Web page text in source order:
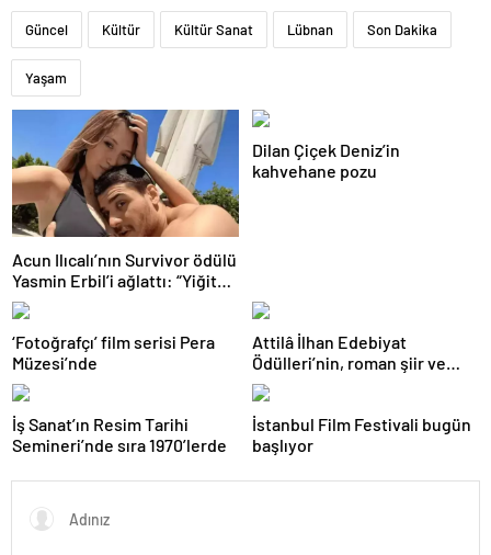
Güncel Kültür Kültür Sanat Lübnan Son Dakika
Yaşam
Acun Ilıcalı’nın Survivor ödülü
Yasmin Erbil’i ağlattı: “Yiğit
kazansın”
Dilan Çiçek Deniz’in
kahvehane pozu
‘Fotoğrafçı’ film serisi Pera
Müzesi’nde
Attilâ İlhan Edebiyat
Ödülleri’nin, roman şiir ve
senaryo başvuruları açıldı
İş Sanat’ın Resim Tarihi
Semineri’nde sıra 1970’lerde
İstanbul Film Festivali bugün
başlıyor